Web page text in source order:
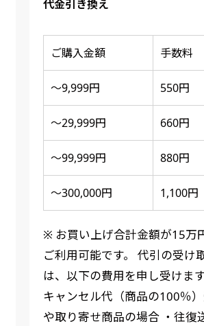
代金引き換え
ご購入金額 手数料
～9,999円 550円
～29,999円 660円
～99,999円 880円
～300,000円 1,100円
※ お買い上げ合計金額が15万
ご利用可能です。 代引の受け
は、以下の費用を申し受けま
キャンセル代（商品の100％
や取り寄せ商品の場合 ・往復